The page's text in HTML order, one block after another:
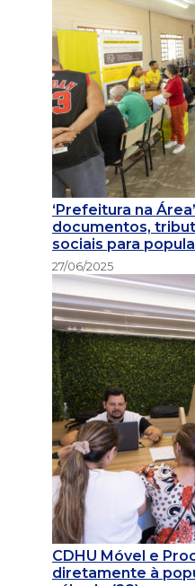
‘Prefeitura na
documentos,
sociais para
27/06/2025
CDHU Móvel e
diretamente à